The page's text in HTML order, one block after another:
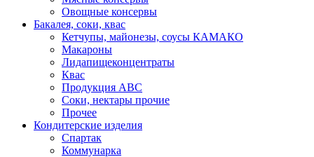
Овощные консервы
Бакалея, соки, квас
Кетчупы, майонезы, соусы КАМАКО
Макароны
Лидапищеконцентраты
Квас
Продукция АВС
Соки, нектары прочие
Прочее
Кондитерские изделия
Спартак
Коммунарка